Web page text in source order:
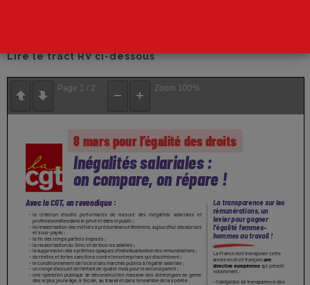
Lire le tract RV ci-dessous
Page 1 / 2 Zoom 100%